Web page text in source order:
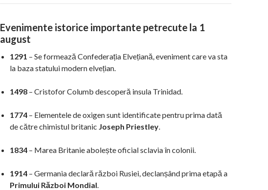
Evenimente istorice importante petrecute la 1
august
1291 – Se formează Confederația Elvețiană, eveniment care va sta
la baza statului modern elvețian.
1498 – Cristofor Columb descoperă insula Trinidad.
1774 – Elementele de oxigen sunt identificate pentru prima dată
de către chimistul britanic Joseph Priestley
1834 – Marea Britanie abolește oficial sclavia în colonii.
1914 – Germania declară război Rusiei, declanșând prima etapă a
Primului Război Mondial